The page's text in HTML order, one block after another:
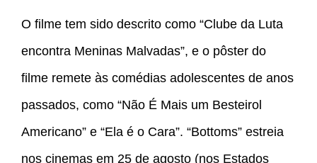
O filme tem sido descrito como “Clube da Luta
encontra Meninas Malvadas”, e o pôster do
filme remete às comédias adolescentes de anos
passados, como “Não É Mais um Besteirol
Americano” e “Ela é o Cara”. “Bottoms” estreia
nos cinemas em 25 de agosto (nos Estados